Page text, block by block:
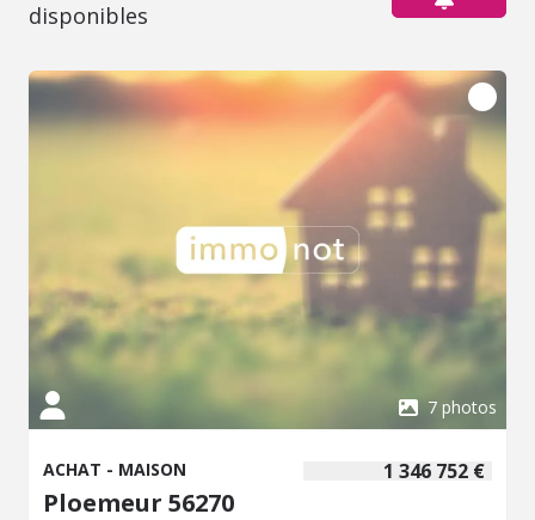
disponibles
7 photos
1 346 752 €
ACHAT - MAISON
Ploemeur 56270